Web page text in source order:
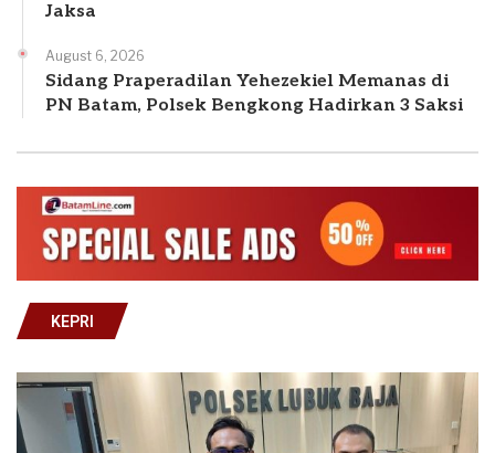
Jaksa
August 6, 2026
Sidang Praperadilan Yehezekiel Memanas di
PN Batam, Polsek Bengkong Hadirkan 3 Saksi
KEPRI